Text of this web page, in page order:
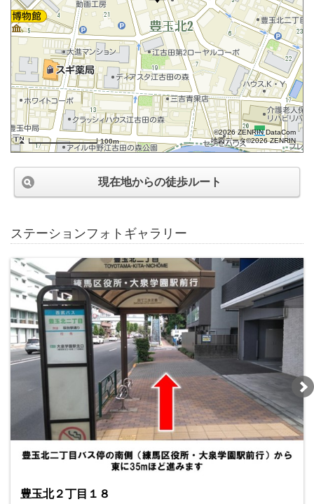
100m
©2026 ZENRIN DataCom
地図データ©2026 ZENRIN
現在地からの徒歩ルート
ステーションフォトギャラリー
豊玉北２丁目１８